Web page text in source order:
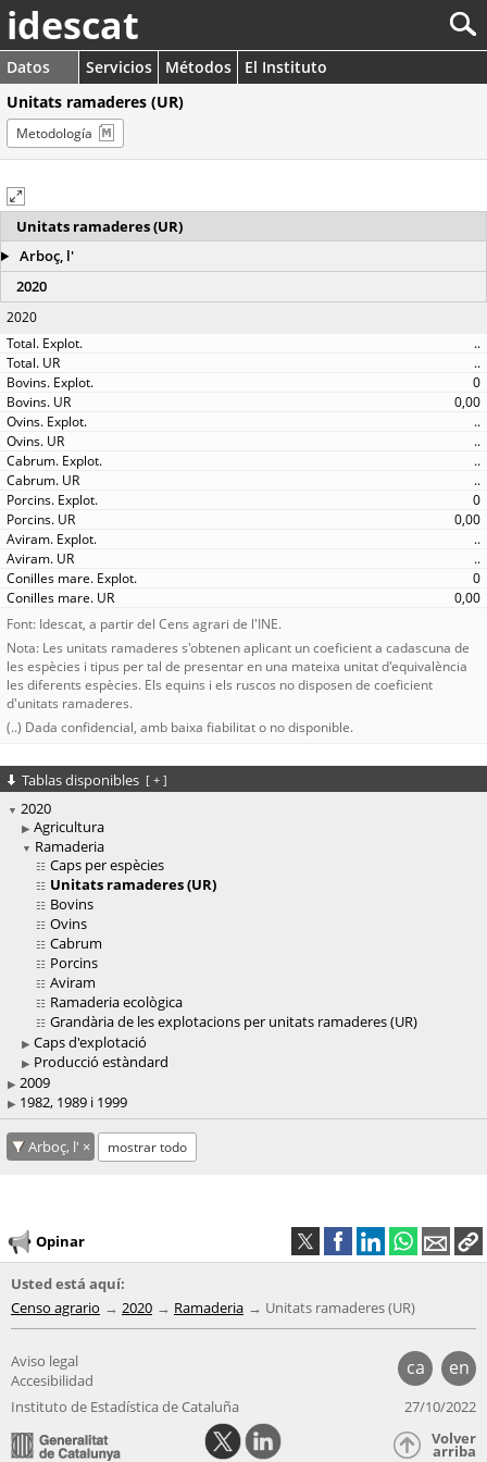
idescat
Datos Servicios Métodos
El Instituto
Unitats ramaderes (UR)
Metodología
Unitats ramaderes (UR)
Arboç, l'
2020
2020
..
..
0
0,00
..
..
..
..
0
0,00
..
..
0
0,00
Font: Idescat, a partir del Cens agrari de l'INE.
Nota: Les unitats ramaderes s'obtenen aplicant un coeficient a cadascuna de
les espècies i tipus per tal de presentar en una mateixa unitat d'equivalència
les diferents espècies. Els equins i els ruscos no disposen de coeficient
d'unitats ramaderes.
(..) Dada confidencial, amb baixa fiabilitat o no disponible.
Tablas disponibles [ + ]
2020
Agricultura
Ramaderia
Caps per espècies
Unitats ramaderes (UR)
Bovins
Ovins
Cabrum
Porcins
Aviram
Ramaderia ecològica
Grandària de les explotacions per unitats ramaderes (UR)
Caps d'explotació
Producció estàndard
2009
1982, 1989 i 1999
Arboç, l' mostrar todo
Opinar
Usted está aquí:
Censo agrario
2020 Ramaderia Unitats ramaderes (UR)
ca en
Aviso legal
Accesibilidad
Instituto de Estadística de Cataluña
27/10/2022
Volver
arriba